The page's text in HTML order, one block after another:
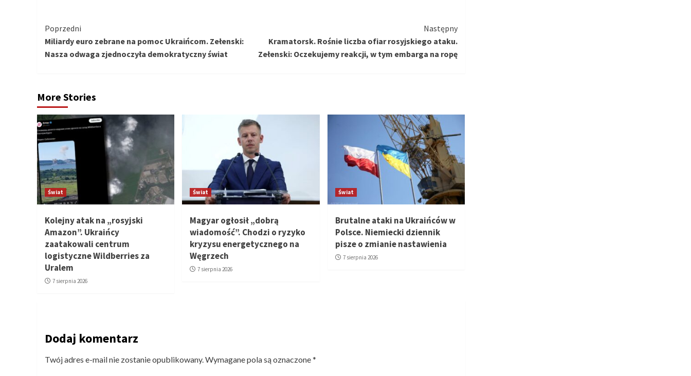
Kontynuuj
czytanie
Poprzedni
Miliardy euro zebrane na pomoc Ukraińcom. Zełenski:
Nasza odwaga zjednoczyła demokratyczny świat
Następny
Kramatorsk. Rośnie liczba ofiar rosyjskiego ataku.
Zełenski: Oczekujemy reakcji, w tym embarga na ropę
More Stories
Świat
Kolejny atak na „rosyjski
Amazon”. Ukraińcy
zaatakowali centrum
logistyczne Wildberries za
Uralem
7 sierpnia 2026
Świat
Magyar ogłosił „dobrą
wiadomość”. Chodzi o ryzyko
kryzysu energetycznego na
Węgrzech
7 sierpnia 2026
Świat
Brutalne ataki na Ukraińców w
Polsce. Niemiecki dziennik
pisze o zmianie nastawienia
7 sierpnia 2026
Dodaj komentarz
Twój adres e-mail nie zostanie opublikowany.Wymagane pola są oznaczone*